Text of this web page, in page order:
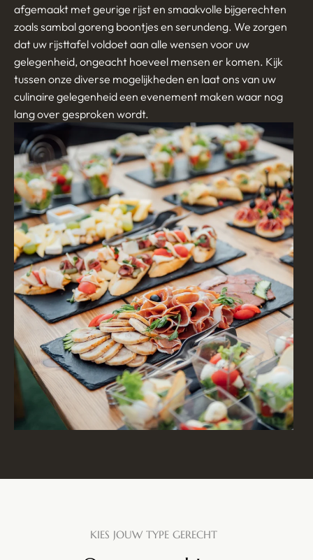
afgemaakt met geurige rijst en smaakvolle bijgerechten
zoals sambal goreng boontjes en serundeng. We zorgen
dat uw rijsttafel voldoet aan alle wensen voor uw
gelegenheid, ongeacht hoeveel mensen er komen. Kijk
tussen onze diverse mogelijkheden en laat ons van uw
culinaire gelegenheid een evenement maken waar nog
lang over gesproken wordt.
KIES JOUW TYPE GERECHT